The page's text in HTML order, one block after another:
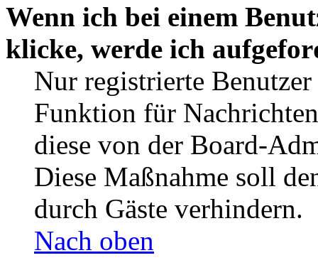
Wenn ich bei einem
klicke, werde ich
Nur registrierte
Funktion für
diese von der Board-
Diese Maßnahme soll
durch Gäste verhindern.
Nach oben